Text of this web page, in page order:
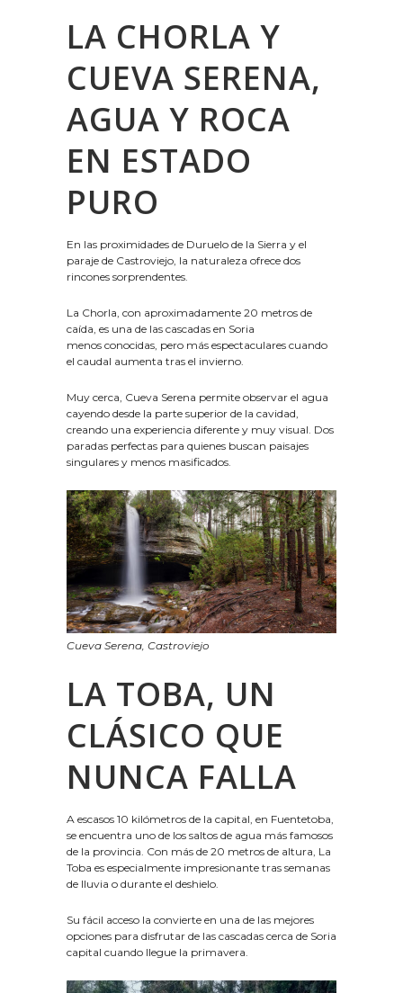
LA CHORLA Y
CUEVA SERENA,
AGUA Y ROCA
EN ESTADO
PURO
En las proximidades de Duruelo de la Sierra y el
paraje de Castroviejo, la naturaleza ofrece dos
rincones sorprendentes.
La Chorla, con aproximadamente 20 metros de
caída, es una de las cascadas en Soria
menos conocidas, pero más espectaculares cuando
el caudal aumenta tras el invierno.
Muy cerca, Cueva Serena permite observar el agua
cayendo desde la parte superior de la cavidad,
creando una experiencia diferente y muy visual. Dos
paradas perfectas para quienes buscan paisajes
singulares y menos masificados.
Cueva Serena, Castroviejo
LA TOBA, UN
CLÁSICO QUE
NUNCA FALLA
A escasos 10 kilómetros de la capital, en Fuentetoba,
se encuentra uno de los saltos de agua más famosos
de la provincia. Con más de 20 metros de altura, La
Toba es especialmente impresionante tras semanas
de lluvia o durante el deshielo.
Su fácil acceso la convierte en una de las mejores
opciones para disfrutar de las cascadas cerca de Soria
capital cuando llegue la primavera.